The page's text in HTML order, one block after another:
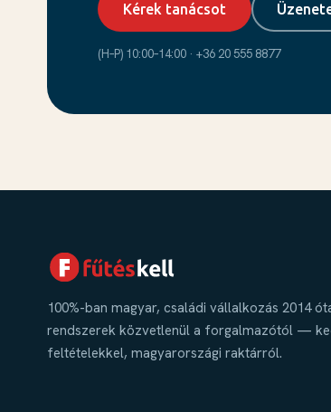
Kérek tanácsot
(H–P) 10:00–14:00 · +36 20 555 8877
100%-ban magyar, családi vállalkozás 2014
rendszerek közvetlenül a forgalmazótól —
feltételekkel, magyarországi raktárról.